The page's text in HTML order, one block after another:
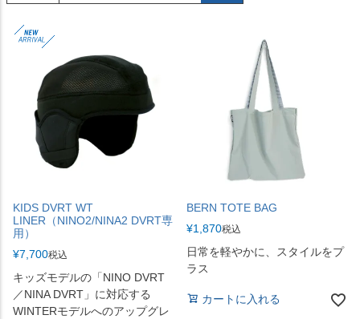
KIDS DVRT WT
LINER（NINO2/NINA2 DVRT専
用）
¥7,700税込
キッズモデルの「NINO DVRT
／NINA DVRT」に対応する
WINTERモデルへのアップグレ
BERN TOTE BAG
¥1,870税込
日常を軽やかに、スタイルをプ
ラス
カートに入れる